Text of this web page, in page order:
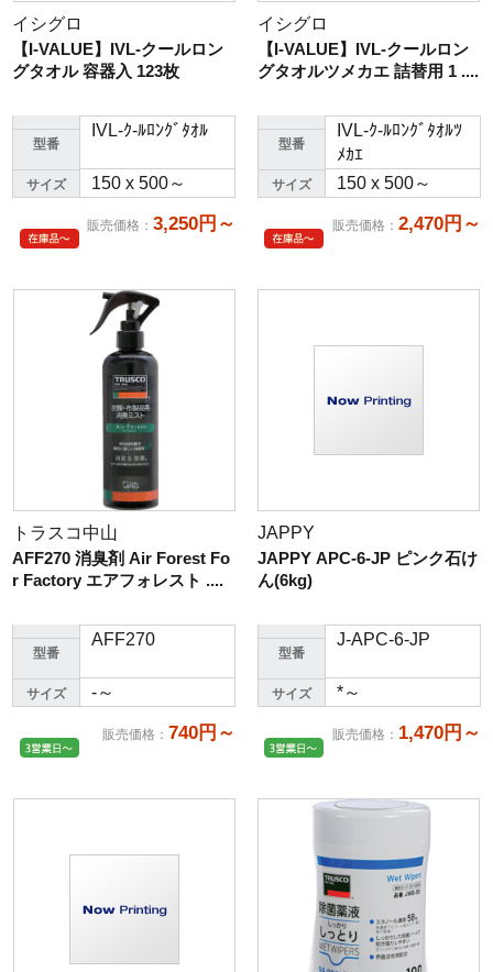
イシグロ
【I-VALUE】IVL-クールロン
グタオル 容器入 123枚
型番
IVL-ｸ-ﾙﾛﾝｸﾞﾀｵﾙ
サイズ 150 x 500～
販売価格 ： 3,250円～
イシグロ
【I-VALUE】IVL-クールロン
グタオルツメカエ 詰替用 1 ....
型番
IVL-ｸ-ﾙﾛﾝｸﾞﾀｵﾙﾂ
ﾒｶｴ
サイズ 150 x 500～
販売価格 ： 2,470円～
トラスコ中山
AFF270 消臭剤 Air Forest Fo
r Factory エアフォレスト ....
型番
AFF270
サイズ -～
販売価格 ： 740円～
JAPPY
JAPPY APC-6-JP ピンク石け
ん(6kg)
型番
J-APC-6-JP
サイズ *～
販売価格 ： 1,470円～